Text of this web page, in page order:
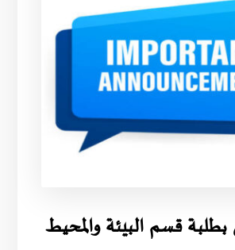
قسم البيئة والمحيط